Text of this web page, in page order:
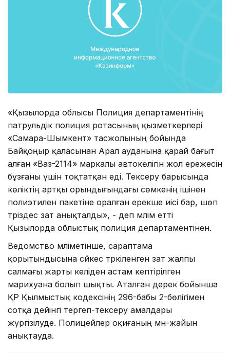
«Қызылорда облысы Полиция департаментінің
патрульдік полиция ротасының қызметкерлері
«Самара-Шымкент» тасжолының бойында
Байқоңыр қаласынан Арал ауданына қарай бағыт
алған «Ваз-2114» маркалы автокөлігін жол ережесін
бұзғаны үшін тоқтатқан еді. Тексеру барысында
көліктің артқы орындығындағы сөмкенің ішінен
полиэтилен пакетіне оралған ерекше иісі бар, шөп
тәріздес зат анықталды», - деп мәлім етті
Қызылорда облыстық полиция департаментінен.
Ведомство мәліметінше, сараптама
қорытындысына сәйкес тәркіленген зат жалпы
салмағы жарты келіден астам кептірілген
марихуана болып шықты. Аталған дерек бойынша
ҚР Қылмыстық кодексінің 296-бабы 2-бөлігімен
сотқа дейінгі тергеп-тексеру амалдары
жүргізілуде. Полицейлер оқиғаның мән-жайын
анықтауда.